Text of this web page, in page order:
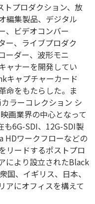
プロダクション、放
編集製品、デジタル
、ビデオコンバー
ー、ライブプロダク
ーダー、波形モニ
ャナーを開発してい
キャプチャーカード
命をもたらした。ま
ラーコレクション シ
画業界の中心となって
6G-SDI、12G-SDI製
HDワークフローなどの
リードするポストプロ
により設立されたBlack
国、イギリス、日本、
アにオフィスを構えて